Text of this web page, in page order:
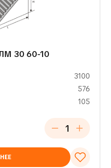
30 60-10
3100
576
105